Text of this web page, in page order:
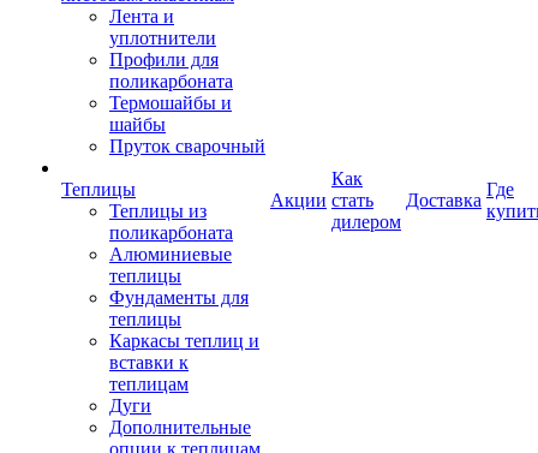
Лента и
уплотнители
Профили для
поликарбоната
Термошайбы и
шайбы
Пруток сварочный
Теплицы
Теплицы из
поликарбоната
Алюминиевые
теплицы
Фундаменты для
теплицы
Каркасы теплиц и
вставки к
теплицам
Дуги
Дополнительные
опции к теплицам
Акции
Как
стать
дилером
Доставка
Где